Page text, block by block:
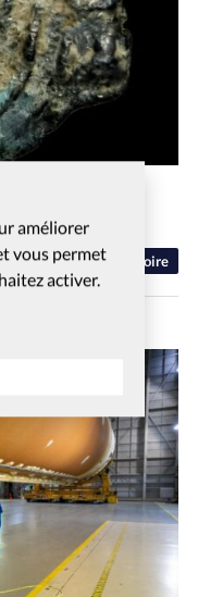
améliorer
vous permet
activer.
Histoire
volées,